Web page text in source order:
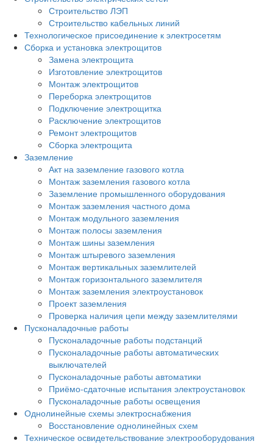
Строительство ЛЭП
Строительство кабельных линий
Технологическое присоединение к электросетям
Сборка и установка электрощитов
Замена электрощита
Изготовление электрощитов
Монтаж электрощитов
Переборка электрощитов
Подключение электрощитка
Расключение электрощитов
Ремонт электрощитов
Сборка электрощита
Заземление
Акт на заземление газового котла
Монтаж заземления газового котла
Заземление промышленного оборудования
Монтаж заземления частного дома
Монтаж модульного заземления
Монтаж полосы заземления
Монтаж шины заземления
Монтаж штыревого заземления
Монтаж вертикальных заземлителей
Монтаж горизонтального заземлителя
Монтаж заземления электроустановок
Проект заземления
Проверка наличия цепи между заземлителями
Пусконаладочные работы
Пусконаладочные работы подстанций
Пусконаладочные работы автоматических
выключателей
Пусконаладочные работы автоматики
Приёмо-сдаточные испытания электроустановок
Пусконаладочные работы освещения
Однолинейные схемы электроснабжения
Восстановление однолинейных схем
Техническое освидетельствование электрооборудования